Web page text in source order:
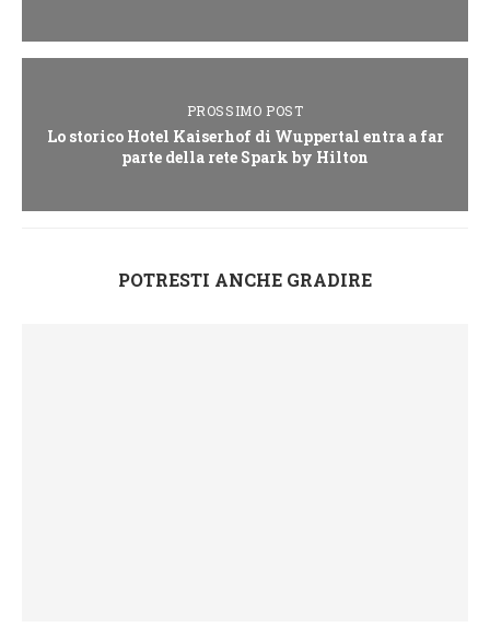
PROSSIMO POST
Lo storico Hotel Kaiserhof di Wuppertal entra a far
parte della rete Spark by Hilton
POTRESTI ANCHE GRADIRE